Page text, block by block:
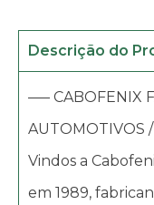
Descrição do
—– CABOFENIX
AUTOMOTIVOS
Vindos a
em 1989,